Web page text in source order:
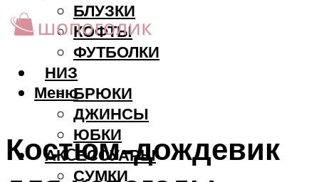
БЛУЗКИ
КОФТЫ
ФУТБОЛКИ
НИЗ
БРЮКИ
ДЖИНСЫ
ЮБКИ
АКCЕССУАРЫ
СУМКИ
Меню
Костюм-дождевик